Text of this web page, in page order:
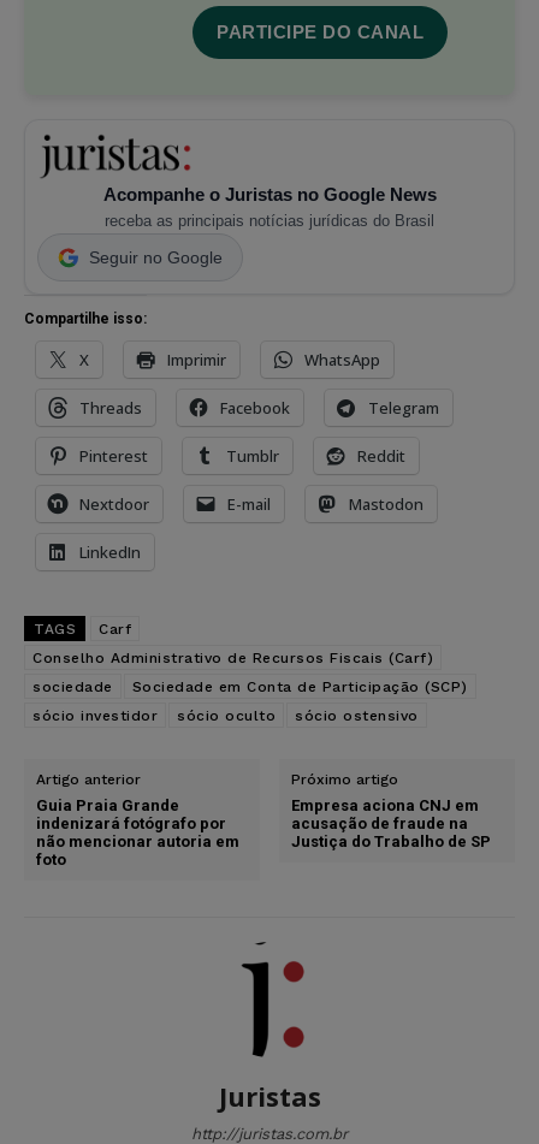
PARTICIPE DO CANAL
Acompanhe o Juristas no Google News
receba as principais notícias jurídicas do Brasil
Seguir no Google
Compartilhe isso:
X Imprimir WhatsApp
Threads Facebook Telegram
Pinterest Tumblr Reddit
Nextdoor E-mail Mastodon
LinkedIn
TAGS
Carf
Conselho Administrativo de Recursos Fiscais (Carf)
sociedade
Sociedade em Conta de Participação (SCP)
sócio investidor
sócio oculto sócio ostensivo
Artigo anterior
Guia Praia Grande
indenizará fotógrafo por
não mencionar autoria em
foto
Próximo artigo
Empresa aciona CNJ em
acusação de fraude na
Justiça do Trabalho de SP
Juristas
http://juristas.com.br